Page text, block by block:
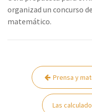
organizad un concurso
matemático.
Navegación
entradas
Prensa y
Las